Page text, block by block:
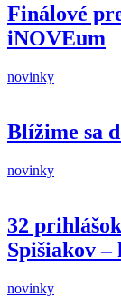
Finálové
iNOVEum
novinky
Blížime sa
novinky
32
Spišiakov
novinky